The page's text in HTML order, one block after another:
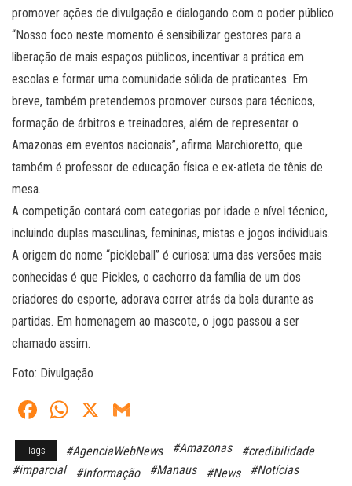
promover ações de divulgação e dialogando com o poder público.
“Nosso foco neste momento é sensibilizar gestores para a
liberação de mais espaços públicos, incentivar a prática em
escolas e formar uma comunidade sólida de praticantes. Em
breve, também pretendemos promover cursos para técnicos,
formação de árbitros e treinadores, além de representar o
Amazonas em eventos nacionais”, afirma Marchioretto, que
também é professor de educação física e ex-atleta de tênis de
mesa.
A competição contará com categorias por idade e nível técnico,
incluindo duplas masculinas, femininas, mistas e jogos individuais.
A origem do nome “pickleball” é curiosa: uma das versões mais
conhecidas é que Pickles, o cachorro da família de um dos
criadores do esporte, adorava correr atrás da bola durante as
partidas. Em homenagem ao mascote, o jogo passou a ser
chamado assim.
Foto: Divulgação
Fa
ce
bo
W
ts
X
ail
Tags #AgenciaWebNews #Amazonas
#credibilidade
#imparcial
#Informação #Manaus #News #Notícias